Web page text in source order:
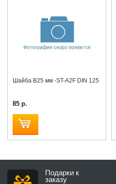
Шайба B25 мм -ST-A2F DIN 125
85 р.
Подарки к
заказу